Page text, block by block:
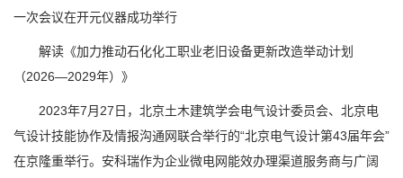
一次会议在开元仪器成功举行
解读《加力推动石化化工职业老旧设备更新改造举动计划
（2026—2029年）》
2023年7月27日，北京土木建筑学会电气设计委员会、北京电
气设计技能协作及情报沟通网联合举行的“北京电气设计第43届年会”
在京隆重举行。安科瑞作为企业微电网能效办理渠道服务商与广阔